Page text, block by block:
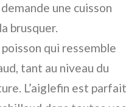
une cuisson
brusquer.
poisson qui ressemble
tant au niveau du
L’aiglefin est parfait